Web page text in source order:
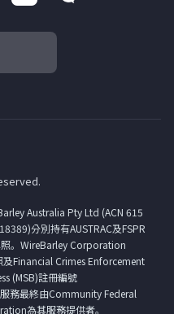
Australia Pty Ltd (ACN 615
分別持有AUSTRAC及FSPR
。WireBarley Corporation
Financial Crimes Enforcement
(MSB)註冊編號
務最終由Community Federal
為其服務提供者。